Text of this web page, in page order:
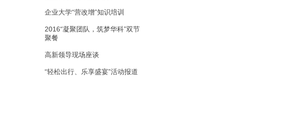
企业大学“营改增”知识培训
2016“凝聚团队，筑梦华科”双节
聚餐
高新领导现场座谈
“轻松出行、乐享盛宴”活动报道